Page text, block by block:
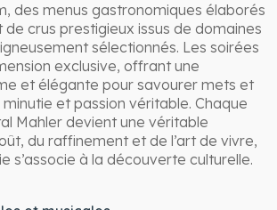
des menus gastronomiques élaborés
de crus prestigieux issus de domaines
sélectionnés. Les soirées
exclusive, offrant une
et élégante pour savourer mets et
et passion véritable. Chaque
Mahler devient une véritable
du raffinement et de l’art de vivre,
s’associe à la découverte culturelle.